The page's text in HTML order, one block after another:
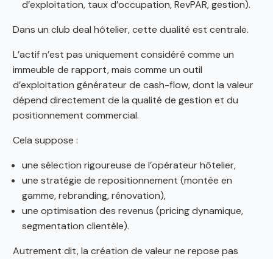
d’exploitation, taux d’occupation, RevPAR, gestion).
Dans un club deal hôtelier, cette dualité est centrale.
L’actif n’est pas uniquement considéré comme un
immeuble de rapport, mais comme un outil
d’exploitation générateur de cash-flow, dont la valeur
dépend directement de la qualité de gestion et du
positionnement commercial.
Cela suppose :
une sélection rigoureuse de l’opérateur hôtelier,
une stratégie de repositionnement (montée en
gamme, rebranding, rénovation),
une optimisation des revenus (pricing dynamique,
segmentation clientèle).
Autrement dit, la création de valeur ne repose pas